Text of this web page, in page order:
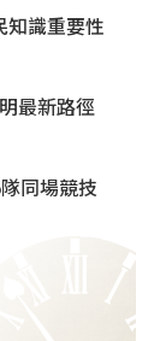
知識重要性
最新路徑
同場競技